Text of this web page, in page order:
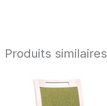
Produits similaires